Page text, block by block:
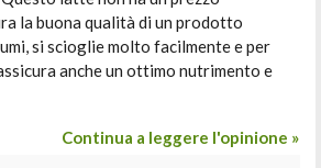
la buona qualità di un prodotto
si scioglie molto facilmente e per
anche un ottimo nutrimento e
Continua a leggere l'opinione »